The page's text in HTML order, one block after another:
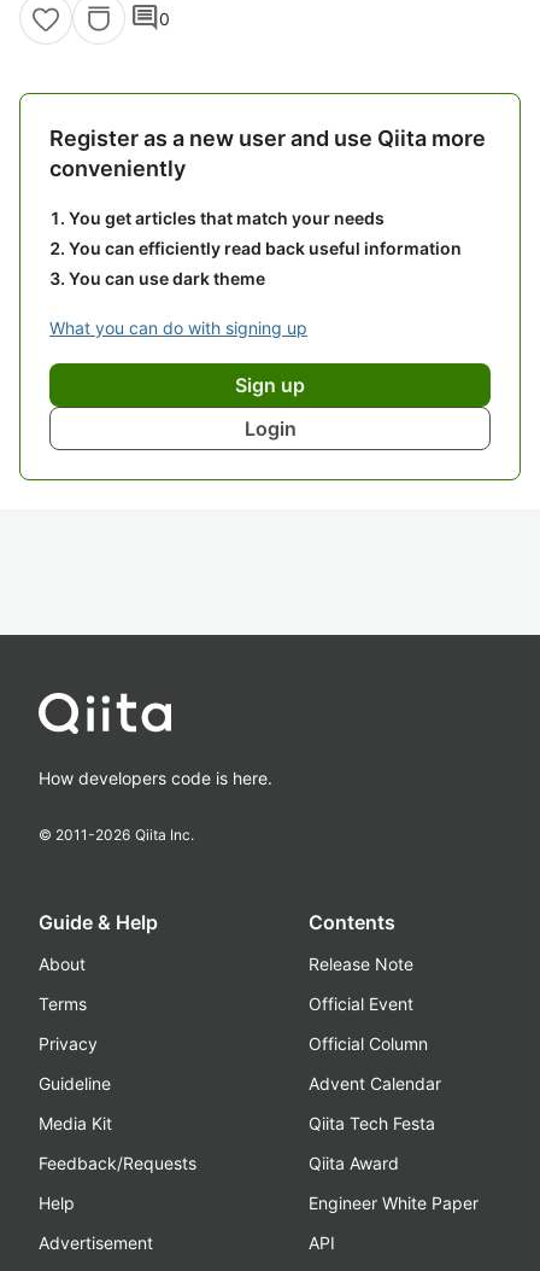
comment0
Register as a new user and use Qiita more
conveniently
You get articles that match your needs
You can efficiently read back useful information
You can use dark theme
What you can do with signing up
Sign up
Login
How developers code is here.
© 2011-2026 Qiita Inc.
Guide & Help
About
Terms
Privacy
Guideline
Media Kit
Feedback/Requests
Help
Advertisement
Contents
Release Note
Official Event
Official Column
Advent Calendar
Qiita Tech Festa
Qiita Award
Engineer White Paper
API